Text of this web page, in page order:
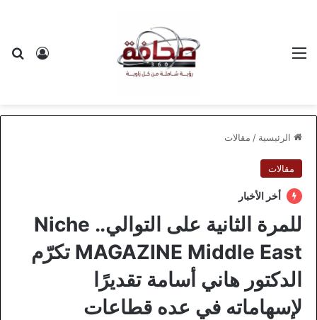
الرئيسية / مقالات
مقالات
أخر الأخبار
للمرة الثانية على التوالي.. Niche
MAGAZINE Middle East تكرّم
الدكتور هاني أسامة تقديرًا
لإسهاماته في عده قطاعات